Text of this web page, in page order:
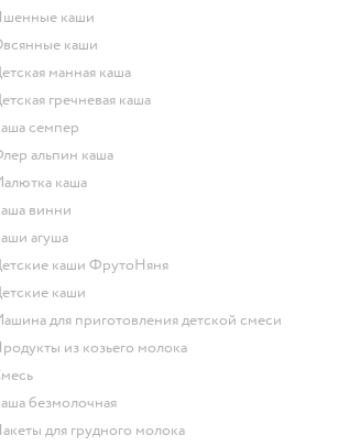
Пшенные каши
овсянные каши
детская манная каша
детская гречневая каша
каша семпер
флер альпин каша
малютка каша
каша винни
каши агуша
Детские каши ФрутоНяня
детские каши
машина для приготовления детской смеси
продукты из козьего молока
смесь
каша безмолочная
пакеты для грудного молока